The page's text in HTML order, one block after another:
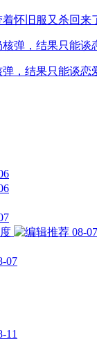
怀旧服又杀回来
，结果只能谈恋
08-07
07
11